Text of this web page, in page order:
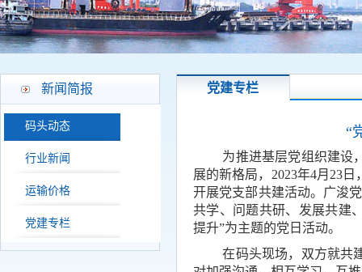
新闻简报
码头动态
行业新闻
运输价格
党建专栏
党建专栏
“
为推进基层党组织建设
展的新格局， 2023年4月23
开展党支部共建活动。 广浚
共学、问题共研、发展共建
提升”为主题的党日活动。
在码头现场，双方就共